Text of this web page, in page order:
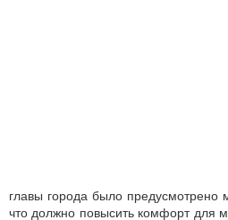
главы города было предусмотрено
что должно повысить комфорт для